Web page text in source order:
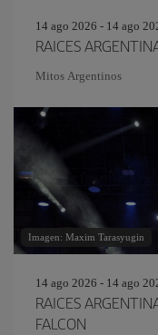
14 ago 2026 - 14 ago
RAICES
Mitos Argentinos
Imagen: Maxim Tarasyugin
14 ago 2026 - 14 ago
RAICES
FALCON